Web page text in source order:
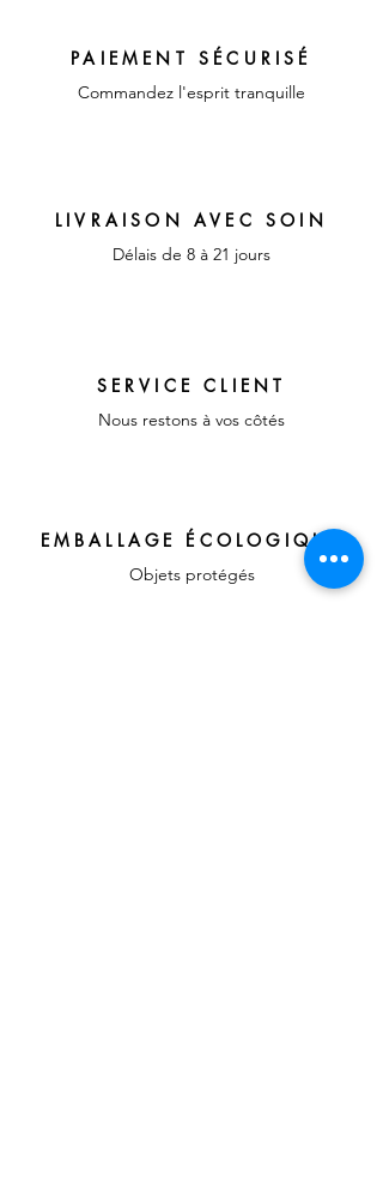
PAIEMENT SÉCURISÉ
Commandez l'esprit tranquille
LIVRAISON AVEC SOIN
Délais de 8 à 21 jours
SERVICE CLIENT
Nous restons à vos côtés
EMBALLAGE ÉCOLOGIQUE
Objets protégés